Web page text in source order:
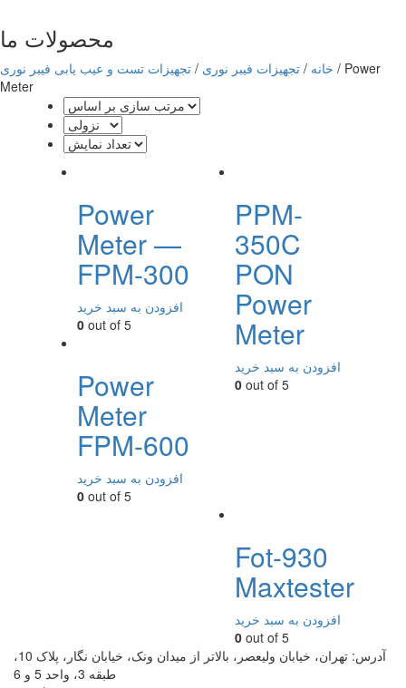
محصولات ما
خانه / تجهیزات فیبر نوری / تجهیزات تست و عیب یابی فیبر نوری / Power
Meter
PPM-
350C
PON
Power
Meter
افزودن به سبد خرید
0 out of 5
Power
Meter —
FPM-300
افزودن به سبد خرید
0 out of 5
Power
Meter
FPM-600
افزودن به سبد خرید
0 out of 5
Fot-930
Maxtester
افزودن به سبد خرید
0 out of 5
آدرس:
تهران، خیابان ولیعصر، بالاتر از میدان ونک، خیابان نگار، پلاک 10،
طبقه 3، واحد 5 و 6